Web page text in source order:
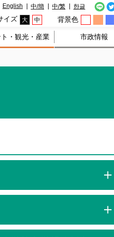
English 中/簡 中/繁 한글
イズ 大 中 背景色
・観光・産業 市政情報